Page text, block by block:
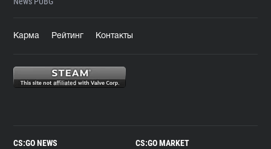
Карма Рейтинг Контакты
CS:GO NEWS CS:GO MARKET